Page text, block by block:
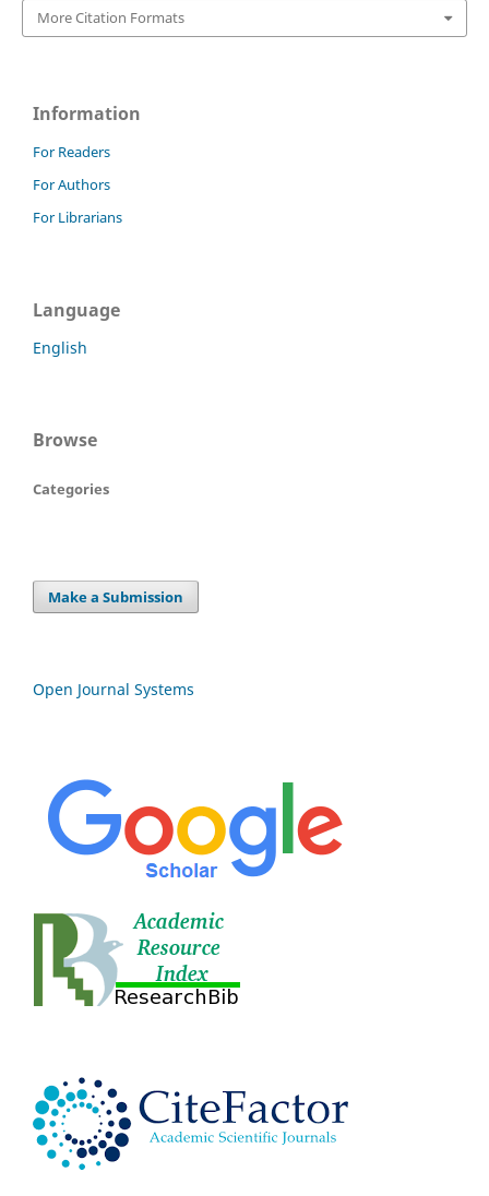
More Citation Formats
Information
For Readers
For Authors
For Librarians
Language
English
Browse
Categories
Make a Submission
Open Journal Systems